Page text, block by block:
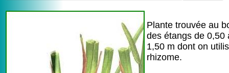
Plante trouvée au
des étangs de 0,50
1,50 m dont on
rhizome.